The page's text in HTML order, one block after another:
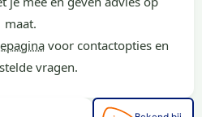
maat.
voor contactopties en
vragen.